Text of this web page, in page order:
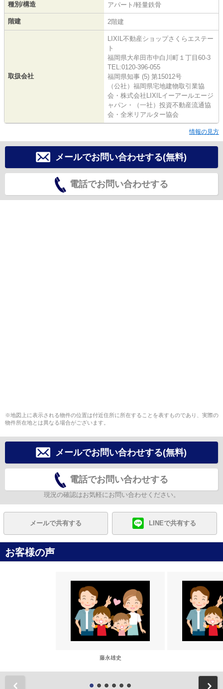
種別/構造 アパート/軽量鉄骨
階建 2階建
取扱会社
LIXIL不動産ショップさくらエステー
ト
福岡県大牟田市中白川町１丁目60-3
TEL:0120-396-055
福岡県知事 (5) 第15012号
（公社）福岡県宅地建物取引業協
会・株式会社LIXILイーアールエージ
ャパン・（一社）投資不動産流通協
会・全米リアルター協会
情報の見方
メールでお問い合わせする(無料)
電話でお問い合わせする
※地図上に表示される物件の位置は付近住所に所在することを表すものであり、実際の
物件所在地とは異なる場合がございます。
メールでお問い合わせする(無料)
電話でお問い合わせする
現況の確認はお気軽にお問い合わせください。
メールで共有する LINEで共有する
お客様の声
藤永雄史